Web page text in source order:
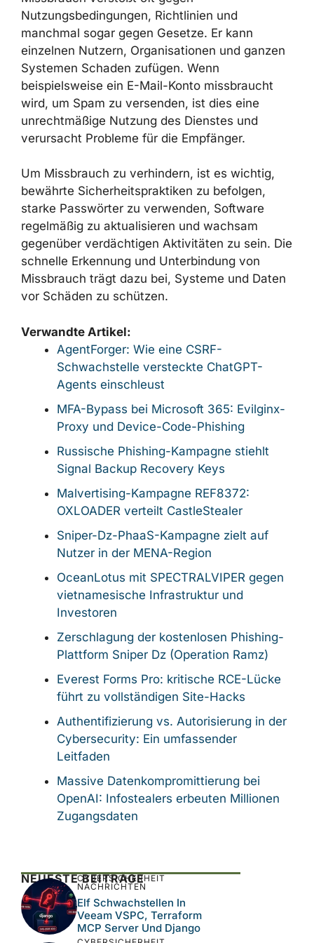
Nutzungsbedingungen, Richtlinien und
manchmal sogar gegen Gesetze. Er kann
einzelnen Nutzern, Organisationen und ganzen
Systemen Schaden zufügen. Wenn
beispielsweise ein E-Mail-Konto missbraucht
wird, um Spam zu versenden, ist dies eine
unrechtmäßige Nutzung des Dienstes und
verursacht Probleme für die Empfänger.
Um Missbrauch zu verhindern, ist es wichtig,
bewährte Sicherheitspraktiken zu befolgen,
starke Passwörter zu verwenden, Software
regelmäßig zu aktualisieren und wachsam
gegenüber verdächtigen Aktivitäten zu sein. Die
schnelle Erkennung und Unterbindung von
Missbrauch trägt dazu bei, Systeme und Daten
vor Schäden zu schützen.
Verwandte Artikel:
AgentForger: Wie eine CSRF-
Schwachstelle versteckte ChatGPT-
Agents einschleust
MFA-Bypass bei Microsoft 365: Evilginx-
Proxy und Device-Code-Phishing
Russische Phishing-Kampagne stiehlt
Signal Backup Recovery Keys
Malvertising-Kampagne REF8372:
OXLOADER verteilt CastleStealer
Sniper-Dz-PhaaS-Kampagne zielt auf
Nutzer in der MENA-Region
OceanLotus mit SPECTRALVIPER gegen
vietnamesische Infrastruktur und
Investoren
Zerschlagung der kostenlosen Phishing-
Plattform Sniper Dz (Operation Ramz)
Everest Forms Pro: kritische RCE-Lücke
führt zu vollständigen Site-Hacks
Authentifizierung vs. Autorisierung in der
Cybersecurity: Ein umfassender
Leitfaden
Massive Datenkompromittierung bei
OpenAI: Infostealers erbeuten Millionen
Zugangsdaten
NEUESTE BEITRÄGE
CYBERSICHERHEIT
NACHRICHTEN
Elf Schwachstellen In
Veeam VSPC, Terraform
MCP Server Und Django